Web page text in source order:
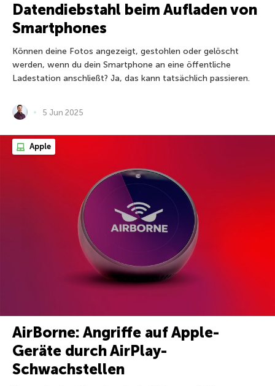
Datendiebstahl beim Aufladen von
Smartphones
Können deine Fotos angezeigt, gestohlen oder gelöscht
werden, wenn du dein Smartphone an eine öffentliche
Ladestation anschließt? Ja, das kann tatsächlich passieren.
5 Jun 2025
Apple
AirBorne: Angriffe auf Apple-
Geräte durch AirPlay-
Schwachstellen